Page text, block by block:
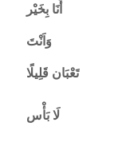
أَنَا بِخَيْر
وَاَنْتَ
تَعْبَان قَلِيلًا
لَا بَأْس